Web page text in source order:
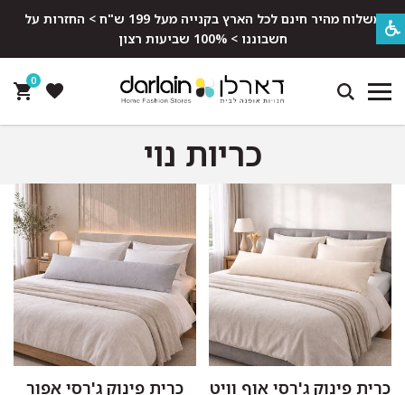
משלוח מהיר חינם לכל הארץ בקנייה מעל 199 ש"ח > החזרות על
חשבוננו > 100% שביעות רצון
0
כריות נוי
כרית פינוק ג'רסי אוף וויט
כרית פינוק ג'רסי אפור